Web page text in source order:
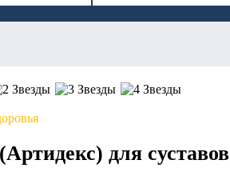
для суставов